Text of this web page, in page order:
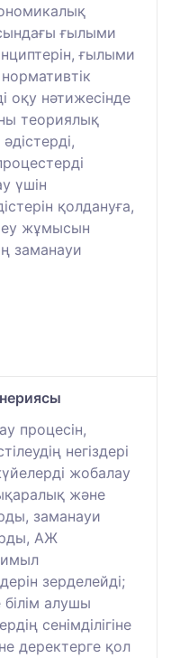
ғылыми
ғылыми
оқу нәтижесінде
теориялық
үшін
қолдануға,
жұмысын
заманауи
процесін,
негіздері
жобалау
және
заманауи
АЖ
зерделейді;
білім алушы
сенімділігіне
деректерге қол